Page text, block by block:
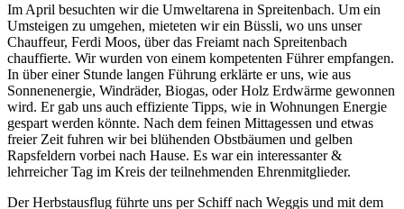
Im April besuchten wir die Umweltarena in Spreitenbach. Um ein
Umsteigen zu umgehen, mieteten wir ein Büssli, wo uns unser
Chauffeur, Ferdi Moos, über das Freiamt nach Spreitenbach
chauffierte. Wir wurden von einem kompetenten Führer empfangen.
In über einer Stunde langen Führung erklärte er uns, wie aus
Sonnenenergie, Windräder, Biogas, oder Holz Erdwärme gewonnen
wird. Er gab uns auch effiziente Tipps, wie in Wohnungen Energie
gespart werden könnte. Nach dem feinen Mittagessen und etwas
freier Zeit fuhren wir bei blühenden Obstbäumen und gelben
Rapsfeldern vorbei nach Hause. Es war ein interessanter &
lehrreicher Tag im Kreis der teilnehmenden Ehrenmitglieder.
Der Herbstausflug führte uns per Schiff nach Weggis und mit dem